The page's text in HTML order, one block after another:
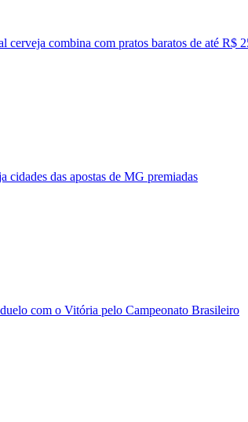
cerveja combina com pratos baratos de até R$
cidades das apostas de MG premiadas
com o Vitória pelo Campeonato Brasileiro